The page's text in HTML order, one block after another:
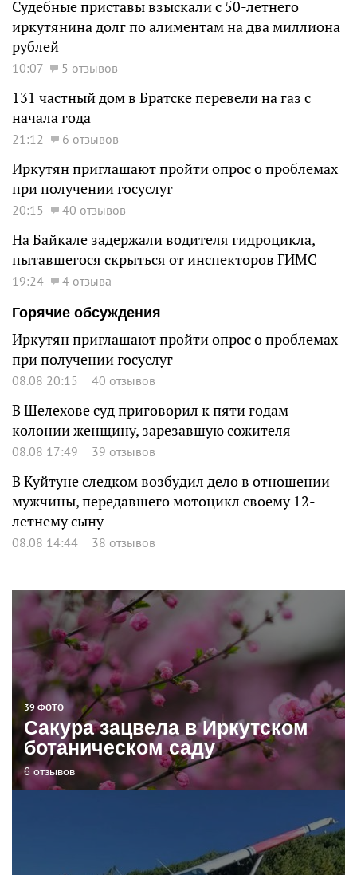
Судебные приставы взыскали с 50-летнего
иркутянина долг по алиментам на два миллиона
рублей
10:07 5 отзывов
131 частный дом в Братске перевели на газ с
начала года
21:12 6 отзывов
Иркутян приглашают пройти опрос о проблемах
при получении госуслуг
20:15 40 отзывов
На Байкале задержали водителя гидроцикла,
пытавшегося скрыться от инспекторов ГИМС
19:24
4 отзыва
Горячие обсуждения
Иркутян приглашают пройти опрос о проблемах
при получении госуслуг
08.08 20:15 40 отзывов
В Шелехове суд приговорил к пяти годам
колонии женщину, зарезавшую сожителя
08.08 17:49 39 отзывов
В Куйтуне следком возбудил дело в отношении
мужчины, передавшего мотоцикл своему 12-
летнему сыну
08.08 14:44 38 отзывов
39 ФОТО
Сакура зацвела в Иркутском
ботаническом саду
6 отзывов